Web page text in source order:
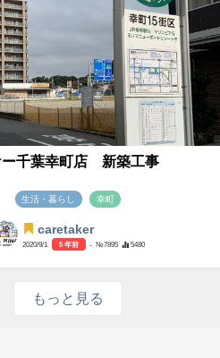
ー千葉幸町店 新築工事
生活・暮らし 幸町
caretaker
2020/9/1 5 年前 - №7895 5480
もっと見る